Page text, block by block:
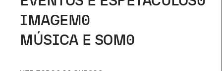
IMAGEM 0
MÚSICA E SOM 0